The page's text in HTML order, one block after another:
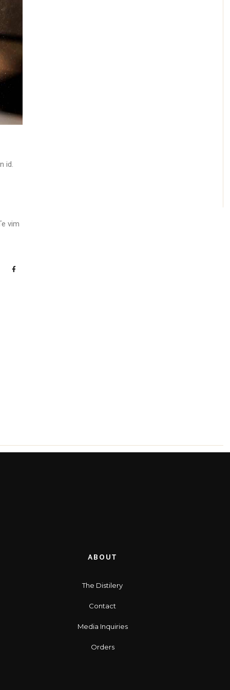
id.
vim
ABOUT
The Distilery
Contact
Media Inquiries
Orders